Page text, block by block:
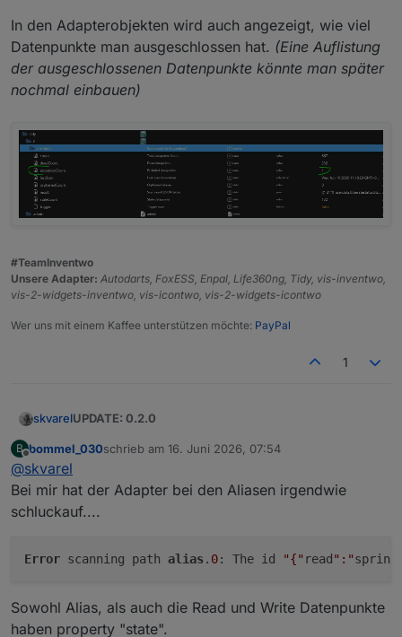
In den Adapterobjekten wird auch angezeigt, wie viel
Datenpunkte man ausgeschlossen hat. (Eine Auflistung
der ausgeschlossenen Datenpunkte könnte man später
nochmal einbauen)
#TeamInventwo
Unsere Adapter: Autodarts, FoxESS, Enpal, Life360ng, Tidy, vis-inventwo,
vis-2-widgets-inventwo, vis-icontwo, vis-2-widgets-icontwo
Wer uns mit einem Kaffee unterstützen möchte: PayPal
1
skvarelUPDATE: 0.2.0
1.) Die Scan-Pfade können jetzt per Picker ausgewählt
B
Offline
bommel_030schrieb am 16. Juni 2026, 07:54
zuletzt editiert von
@skvarel
Bei mir hat der Adapter bei den Aliasen irgendwie
schluckauf....
Error scanning path alias . 0: The id "{" read ":"
Sowohl Alias, als auch die Read und Write Datenpunkte
haben property "state".